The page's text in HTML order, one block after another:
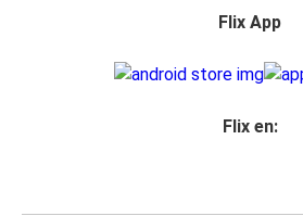
Flix App
Flix en: